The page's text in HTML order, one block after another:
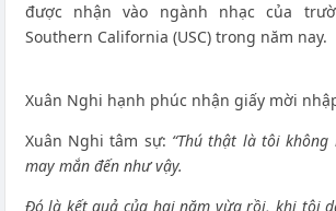
được nhận vào ngành nhạc của
Southern California (USC) trong năm nay.
Xuân Nghi hạnh phúc nhận giấy mời
Xuân Nghi tâm sự: “Thú thật là tôi
may mắn đến như vậy.
Đó là kết quả của hai năm vừa rồi, khi tôi